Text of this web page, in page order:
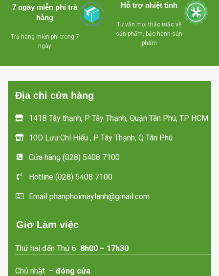
số lượng nhiều
7 ngày miễn phí trả
hàng
Trả hàng miễn phí trong 7
ngày
Hỗ trợ nhiệt tình
Tư vấn mọi thắc mắc về
sản phẩm, bảo hành sản
phẩm
Địa chỉ cửa hàng
141B Tây thạnh, P Tây Thạnh, Quận Tân Phú, TP HCM
10D Lưu Chí Hiếu , P Tây Thạnh, Q Tân Phú
Cửa hàng (028) 5408 7100
Hotline (028) 5408 7100
Email phanphoimaylanh@gmail.com
Giờ Làm việc
Thứ hai đến Thứ 6 8h00 – 17h30
Chủ nhật –đóng cửa